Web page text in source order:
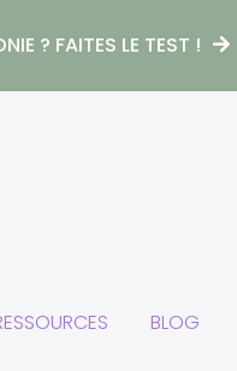
? FAITES LE TEST !
BLOG